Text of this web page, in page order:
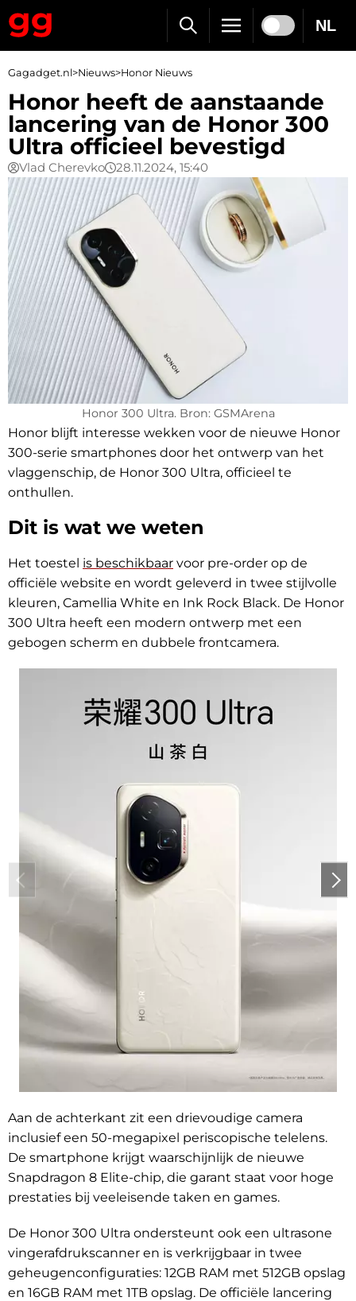
NL
Gagadget.nl>Nieuws>Honor Nieuws
Honor heeft de aanstaande
lancering van de Honor 300
Ultra officieel bevestigd
Vlad Cherevko 28.11.2024, 15:40
Honor 300 Ultra. Bron: GSMArena
Honor blijft interesse wekken voor de nieuwe Honor
300-serie smartphones door het ontwerp van het
vlaggenschip, de Honor 300 Ultra, officieel te
onthullen.
Dit is wat we weten
Het toestel is beschikbaar voor pre-order op de
officiële website en wordt geleverd in twee stijlvolle
kleuren, Camellia White en Ink Rock Black. De Honor
300 Ultra heeft een modern ontwerp met een
gebogen scherm en dubbele frontcamera.
Aan de achterkant zit een drievoudige camera
inclusief een 50-megapixel periscopische telelens.
De smartphone krijgt waarschijnlijk de nieuwe
Snapdragon 8 Elite-chip, die garant staat voor hoge
prestaties bij veeleisende taken en games.
De Honor 300 Ultra ondersteunt ook een ultrasone
vingerafdrukscanner en is verkrijgbaar in twee
geheugenconfiguraties: 12GB RAM met 512GB opslag
en 16GB RAM met 1TB opslag. De officiële lancering